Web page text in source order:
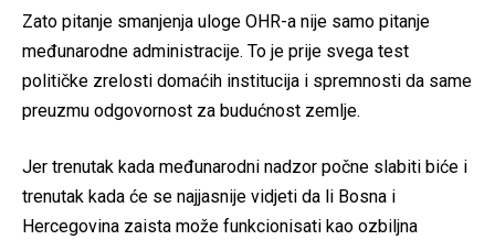
Zato pitanje smanjenja uloge OHR-a nije samo pitanje
međunarodne administracije. To je prije svega test
političke zrelosti domaćih institucija i spremnosti da same
preuzmu odgovornost za budućnost zemlje.
Jer trenutak kada međunarodni nadzor počne slabiti biće i
trenutak kada će se najjasnije vidjeti da li Bosna i
Hercegovina zaista može funkcionisati kao ozbiljna